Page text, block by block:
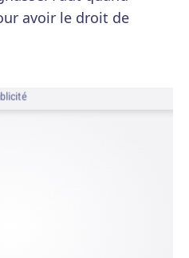
avoir le droit de